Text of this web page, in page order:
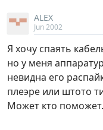
ALEX
Jun 2002
Я хочу спаять
но у меня
невидна его
плеэре или штото
Может кто поможет.